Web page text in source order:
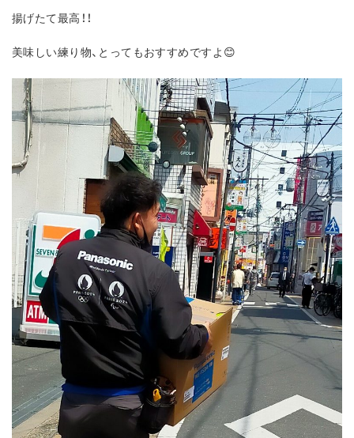
揚げたて最高！！
美味しい練り物、とってもおすすめですよ😊